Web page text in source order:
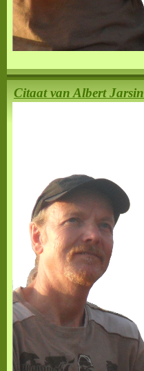
Citaat van Albert Jarsin